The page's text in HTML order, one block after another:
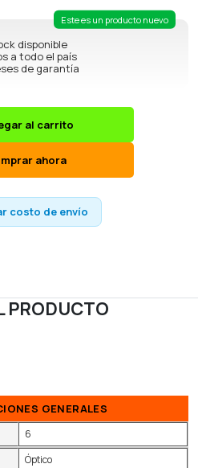
Este es un producto nuevo
disponible
a todo el país
de garantía
al carrito
ahora
costo de envío
PRODUCTO
GENERALES
6
Óptico